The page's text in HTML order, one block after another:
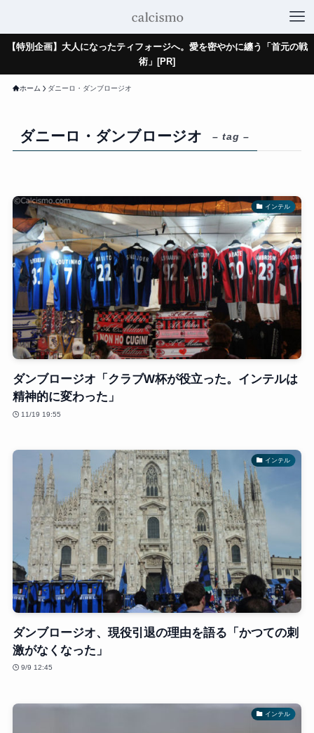
【特別企画】大人になったティフォージへ。愛を密やかに纏う「首元の戦
術」[PR]
ホーム ダニーロ・ダンブロージオ
ダニーロ・ダンブロージオ – tag –
インテル
ダンブロージオ「クラブW杯が役立った。インテルは
精神的に変わった」
11/19 19:55
インテル
ダンブロージオ、現役引退の理由を語る「かつての刺
激がなくなった」
9/9 12:45
インテル